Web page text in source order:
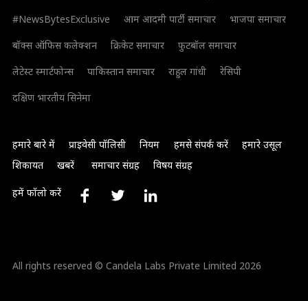
#NewsBytesExclusive
आम आदमी पार्टी समाचार
भाजपा समाचार
बॉक्स ऑफिस कलेक्शन
क्रिकेट समाचार
फुटबॉल समाचार
लेटेस्ट स्मार्टफोन्स
पाकिस्तान समाचार राहुल गांधी
रेसिपी
दक्षिण भारतीय सिनेमा
हमारे बारे में प्राइवेसी पॉलिसी नियम हमसे संपर्क करें
हमारे उसूल
शिकायत
खबरें समाचार संग्रह विषय संग्रह
हमें फॉलो करें
All rights reserved © Candela Labs Private Limited 2026